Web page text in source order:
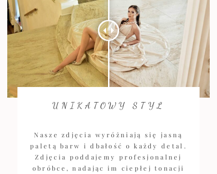
UNIKATOWY STYL
Nasze zdjęcia wyróżniają się jasną
paletą barw i dbałość o każdy detal.
Zdjęcia poddajemy profesjonalnej
obróbce, nadając im ciepłej tonacji